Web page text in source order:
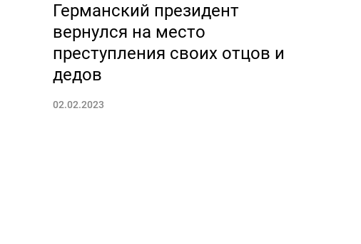
Германский президент
вернулся на место
преступления своих отцов и
дедов
02.02.2023